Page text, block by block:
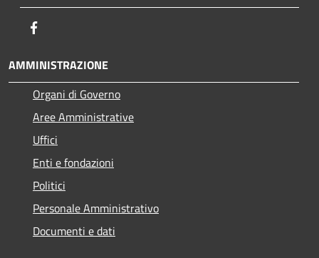
AMMINISTRAZIONE
Organi di Governo
Aree Amministrative
Uffici
Enti e fondazioni
Politici
Personale Amministrativo
Documenti e dati